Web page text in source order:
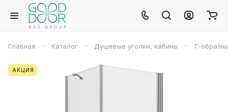
Главная – Каталог – Душевые уголки, кабины – Г-
АКЦИЯ